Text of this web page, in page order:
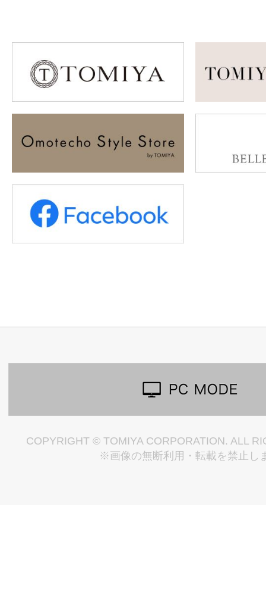
COPYRIGHT © TOMIYA CORPORATION. ALL
※画像の無断利用・転載を禁止し